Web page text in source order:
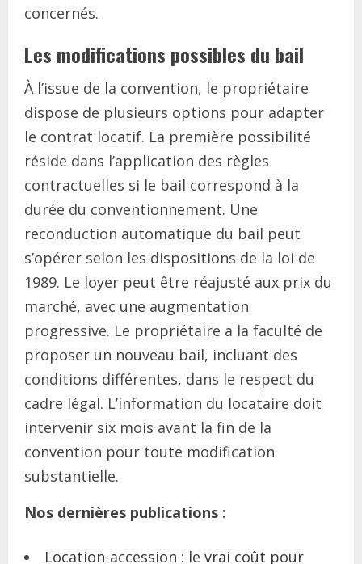
concernés.
Les modifications possibles du bail
À l’issue de la convention, le propriétaire
dispose de plusieurs options pour adapter
le contrat locatif. La première possibilité
réside dans l’application des règles
contractuelles si le bail correspond à la
durée du conventionnement. Une
reconduction automatique du bail peut
s’opérer selon les dispositions de la loi de
1989. Le loyer peut être réajusté aux prix du
marché, avec une augmentation
progressive. Le propriétaire a la faculté de
proposer un nouveau bail, incluant des
conditions différentes, dans le respect du
cadre légal. L’information du locataire doit
intervenir six mois avant la fin de la
convention pour toute modification
substantielle.
Nos dernières publications :
Location-accession : le vrai coût pour